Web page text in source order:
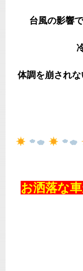
台風の影響
体調を崩され
お洒落な